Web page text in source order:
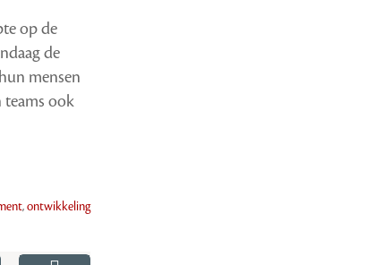
op de
de
mensen
teams ook
,ontwikkeling